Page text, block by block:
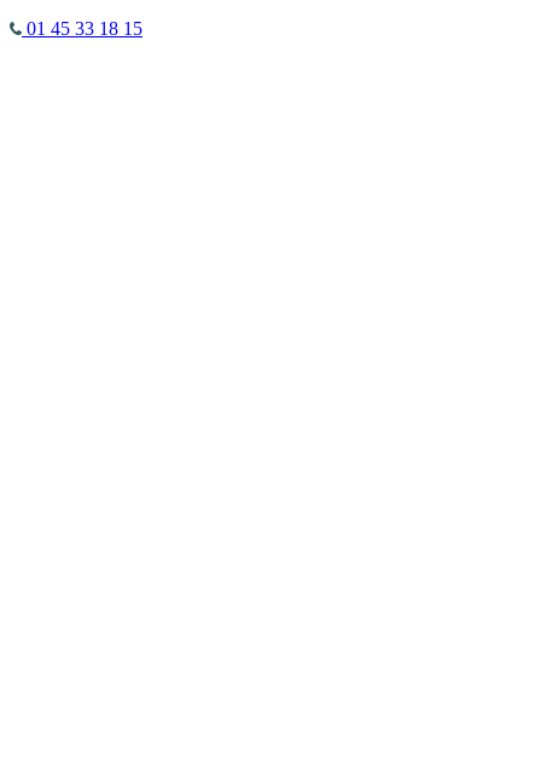
01 45 33 18 15